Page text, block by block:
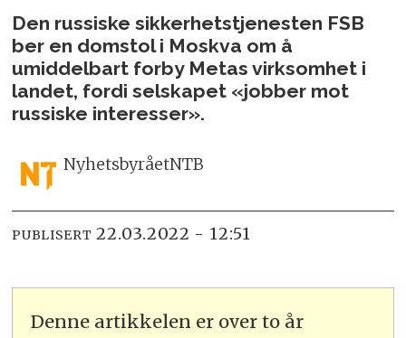
Den russiske sikkerhetstjenesten FSB
ber en domstol i Moskva om å
umiddelbart forby Metas virksomhet i
landet, fordi selskapet «jobber mot
russiske interesser».
NyhetsbyråetNTB
PUBLISERT 22.03.2022 - 12:51
Denne artikkelen er over to år